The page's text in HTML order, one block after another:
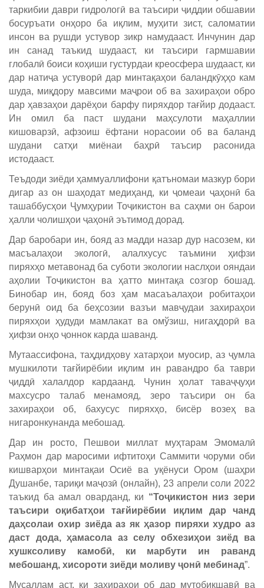
таркибии даври гидрологӣ ва таъсири ҷиддии обшавии
босуръати онҳоро ба иқлим, муҳити зист, саломатии
инсон ва рушди устувор зикр намудааст. Инчунин дар
ин санад таъкид шудааст, ки таъсири гармшавии
глобалӣ боиси коҳиши густурдаи креосфера шудааст, ки
дар натиҷа устуворӣ дар минтақаҳои баландкӯҳҳо кам
шуда, миқдору мавсими маҷрои об ва захираҳои обро
дар ҳавзаҳои дарёҳои барфу пиряхдор тағйир додааст.
Ин омил ба паст шудани маҳсулоти маҳаллии
кишоварзӣ, афзоиш ёфтани норасоии об ва баланд
шудани сатҳи миёнаи баҳрӣ таъсир расонида
истодааст.
Теъдоди зиёди ҳаммуаллифони қатъномаи мазкур бори
дигар аз он шаҳодат медиҳанд, ки ҷомеаи ҷаҳонӣ ба
ташаббусҳои Ҷумҳурии Тоҷикистон ва саҳми он барои
ҳалли чолишҳои ҷаҳонӣ эътимод дорад.
Дар баробари ин, бояд аз мадди назар дур насозем, ки
масъалаҳои экологӣ, алалхусус таъмини ҳифзи
пиряхҳо метавонад ба суботи экологии наслҳои ояндаи
аҳолии Тоҷикистон ва ҳатто минтақа созгор бошад.
Бинобар ин, бояд боз ҳам масаъалаҳои робитаҳои
берунӣ оид ба беҳсозии вазъи мавҷудаи захираҳои
пиряхҳои ҳудуди мамлакат ва омўзиш, нигаҳдорӣ ва
ҳифзи онҳо ҷоннок карда шаванд.
Мутаассифона, таҳдидҳову хатарҳои муосир, аз ҷумла
мушкилоти тағйирёбии иқлим ин равандро ба таври
ҷиддӣ халалдор кардаанд. Чунин ҳолат таваҷҷуҳи
махсусро талаб менамояд, зеро таъсири он ба
захираҳои об, бахусус пиряхҳо, бисёр возеҳ ва
нигаронкунанда мебошад.
Дар ин росто, Пешвои миллат муҳтарам Эмомалӣ
Раҳмон дар маросими ифтитоҳи Саммити чоруми оби
кишварҳои минтақаи Осиё ва уқёнуси Ором (шаҳри
Душанбе, тариқи маҷозӣ (онлайн), 23 апрели соли 2022
таъкид ба амал оварданд, ки “Тоҷикистон низ зери
таъсири оқибатҳои тағйирёбии иқлим дар чанд
даҳсолаи охир зиёда аз як ҳазор пиряхи худро аз
даст дода, ҳамасола аз селу обхезиҳои зиёд ва
хушксоливу камобӣ, ки марбути ин раванд
мебошанд, хисороти зиёди моливу ҷонӣ мебинад”.
Мусаллам аст, ки захираҳои об дар мутобиқшавӣ ва